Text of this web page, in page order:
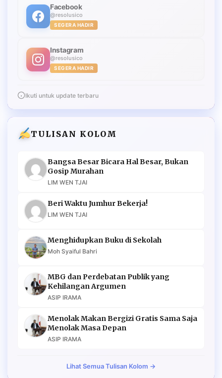
Facebook
@resolusico
SEGERA HADIR
Instagram
@resolusico
SEGERA HADIR
Ikuti untuk update terbaru
TULISAN KOLOM
Bangsa Besar Bicara Hal Besar, Bukan
Gosip Murahan
LIM WEN TJAI
Beri Waktu Jumhur Bekerja!
LIM WEN TJAI
Menghidupkan Buku di Sekolah
Moh Syaiful Bahri
MBG dan Perdebatan Publik yang
Kehilangan Argumen
ASIP IRAMA
Menolak Makan Bergizi Gratis Sama Saja
Menolak Masa Depan
ASIP IRAMA
Lihat Semua Tulisan Kolom →